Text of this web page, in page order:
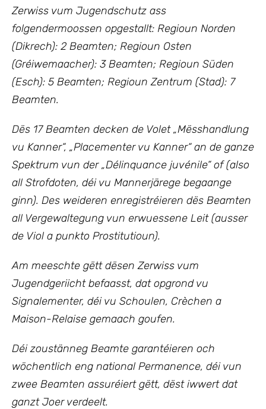
Zerwiss vum Jugendschutz ass
folgendermoossen opgestallt: Regioun Norden
(Dikrech): 2 Beamten; Regioun Osten
(Gréiwemaacher): 3 Beamten; Regioun Süden
(Esch): 5 Beamten; Regioun Zentrum (Stad): 7
Beamten.
Dës 17 Beamten decken de Volet „Mësshandlung
vu Kanner“, „Placementer vu Kanner“ an de ganze
Spektrum vun der „Délinquance juvénile“ of (also
all Strofdoten, déi vu Mannerjärege begaange
ginn). Des weideren enregistréieren dës Beamten
all Vergewaltegung vun erwuessene Leit (ausser
de Viol a punkto Prostitutioun).
Am meeschte gëtt dësen Zerwiss vum
Jugendgeriicht befaasst, dat opgrond vu
Signalementer, déi vu Schoulen, Crèchen a
Maison-Relaise gemaach goufen.
Déi zoustänneg Beamte garantéieren och
wöchentlich eng national Permanence, déi vun
zwee Beamten assuréiert gëtt, dëst iwwert dat
ganzt Joer verdeelt.